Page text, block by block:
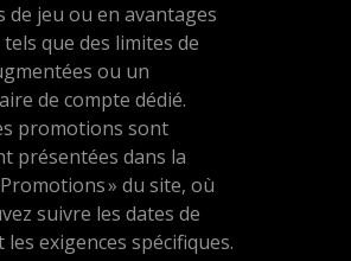
de jeu ou en avantages
que des limites de
ou un
de compte dédié.
promotions sont
présentées dans la
» du site, où
suivre les dates de
les exigences spécifiques.